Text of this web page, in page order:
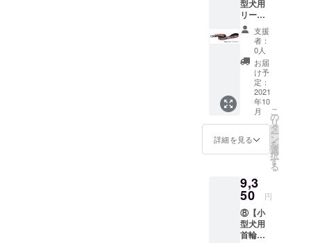
内の散
歩。製
造エリ
アなど
紹介 10
分程度
ドッ
グパー
クや
パーク
内の
紹介 10
分程
から商
品の説
明 5分
程
度
型犬用
リー
ド】 サ
イズ：
長さ約
180 cm
定価
6,000円
（税抜
き）
6,600円
（税込
み）※日
本国内
への送
社負担
支援
者：
0人
お届
け予
定：
2021
年10
月
詳細を見る
こ
の
リ
タ
ー
ン
を
選
択
す
る
9,3
50 円
⑧【小
型犬用
首輪・